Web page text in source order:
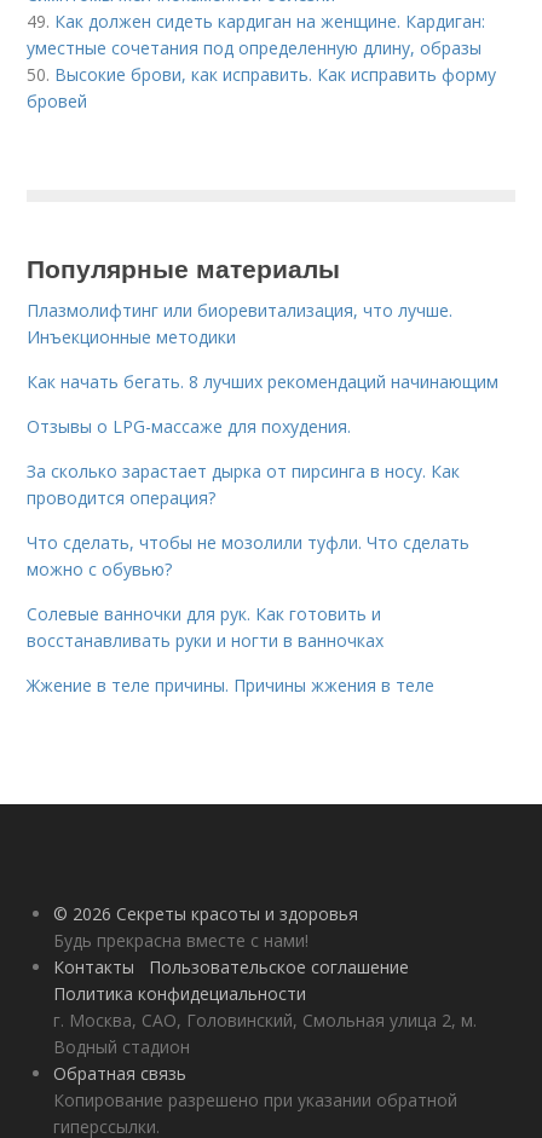
49. Как должен сидеть кардиган на женщине. Кардиган:
уместные сочетания под определенную длину, образы
50. Высокие брови, как исправить. Как исправить форму
бровей
Популярные материалы
Плазмолифтинг или биоревитализация, что лучше.
Инъекционные методики
Как начать бегать. 8 лучших рекомендаций начинающим
Отзывы о LPG-массаже для похудения.
За сколько зарастает дырка от пирсинга в носу. Как
проводится операция?
Что сделать, чтобы не мозолили туфли. Что сделать
можно с обувью?
Солевые ванночки для рук. Как готовить и
восстанавливать руки и ногти в ванночках
Жжение в теле причины. Причины жжения в теле
© 2026 Секреты красоты и здоровья
Будь прекрасна вместе с нами!
Контакты
Пользовательское соглашение
Политика конфидециальности
г. Москва, САО, Головинский, Смольная улица 2, м.
Водный стадион
Обратная связь
Копирование разрешено при указании обратной
гиперссылки.